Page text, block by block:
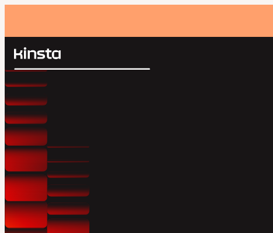
Kinsta®
プラットフォーム
ソリューション
リソース
検
索